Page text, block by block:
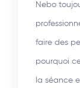
Nebo
faire des
pourquoi
la séance